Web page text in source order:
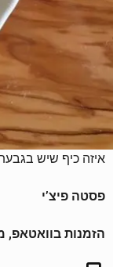
איזה כיף שיש
פסטה פיצ’י
הזמנות בוואטאפ,